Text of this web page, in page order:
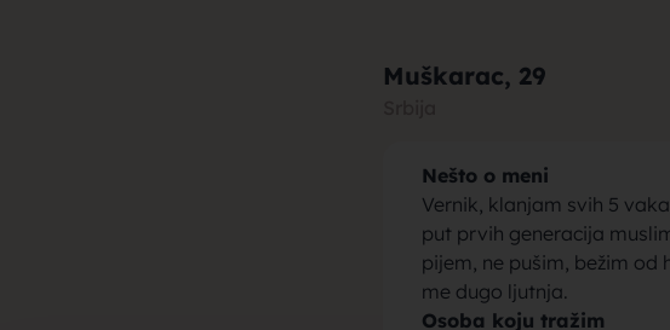
Muškarac, 29
Nešto o meni
Vernik, klanjam svih 5
put prvih generacija
pijem, ne pušim, bežim od
me dugo ljutnja.
Osoba koju tražim
brak,
momci za